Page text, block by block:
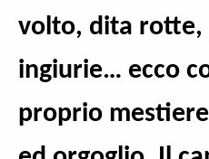
volto, dita rotte,
ingiurie… ecco
proprio